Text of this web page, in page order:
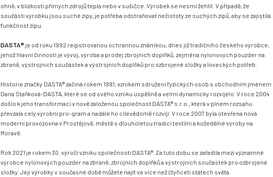
ohně, v blízkosti přímých zdrojů tepla nebo v sušičce. Výrobek se nesmí žehlit. V případě, že
součástí výrobku jsou suché zipy, je potřeba odstraňovat nečistoty ze suchých zipů, aby se zajistila
funkčnost zipu.
DASTA® je od roku 1992 registrovanou ochrannou známkou, dnes již tradičního českého výrobce,
jehož hlavní činností je vývoj, výroba a prodej zbrojních doplňků, zejména nylonových pouzder na
zbraně, výstrojních součástek a výstrojních doplňků pro ozbrojené složky a loveckých potřeb.
Historie značky DASTA® začíná rokem 1991, vznikem sdružení fyzických osob s obchodním jménem
Dana Staňková-DASTA, které se od svého vzniku úspěšně a velmi dynamicky rozvíjelo. V roce 2004
došlo k jeho transformaci v nově založenou společnost DASTA® s.r.o., která v plném rozsahu
převzala celý výrobní pro-gram a nadále ho cílevědomě rozvíjí. V roce 2007 byla otevřena nová
moderní provozovna v Prostějově, městě s dlouholetou tradicí textilní a kožedělné výroby na
Moravě.
Rok 2021 je rokem 30. výročí vzniku společnosti DASTA®. Za tuto dobu se zařadila mezi významné
výrobce nylonových pouzder na zbraně, zbrojních doplňků a výstrojních součástek pro ozbrojené
složky. Její výrobky v současné době můžete najít ve více než čtyřiceti státech světa.